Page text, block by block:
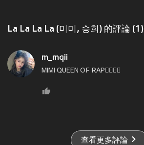
La La La La (미미, 승희) 的評論 (1)
m_mqii
MIMI QUEEN OF RAP❤️‍🔥❤️‍🔥
查看更多評論